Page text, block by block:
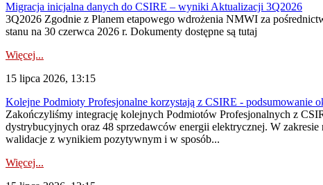
Migracja inicjalna danych do CSIRE – wyniki Aktualizacji 3Q2026
3Q2026 Zgodnie z Planem etapowego wdrożenia NMWI za
stanu na 30 czerwca 2026 r. Dokumenty dostępne są tutaj
Więcej...
15 lipca 2026, 13:15
Kolejne Podmioty Profesjonalne korzystają z CSIRE - podsumowanie
Zakończyliśmy integrację kolejnych Podmiotów Profesjonalnych z
dystrybucyjnych oraz 48 sprzedawców energii elektrycznej. W
walidacje z wynikiem pozytywnym i w sposób...
Więcej...